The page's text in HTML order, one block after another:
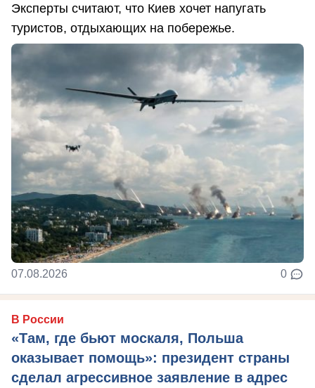
Эксперты считают, что Киев хочет напугать
туристов, отдыхающих на побережье.
07.08.2026 0
В России
«Там, где бьют москаля, Польша
оказывает помощь»: президент страны
сделал агрессивное заявление в адрес